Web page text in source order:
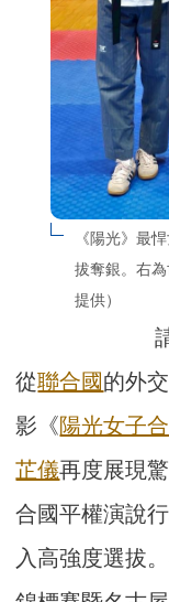
《陽光》最
拔奪銀。右
提供）
從聯合國的外
影《陽光女子
芷儀再度展現
合國平權演說
入高強度選拔